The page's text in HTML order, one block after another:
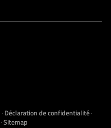
· Déclaration de confidentialité·
·Sitemap